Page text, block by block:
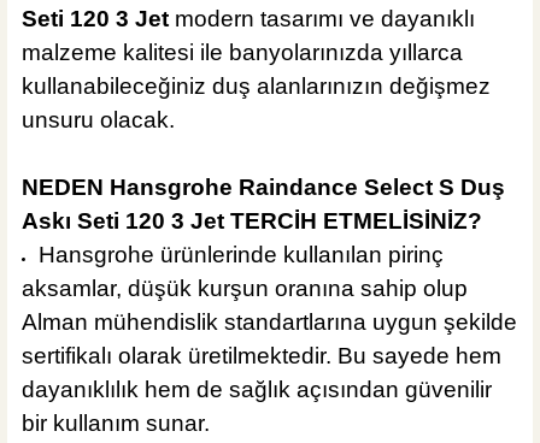
Seti 120 3 Jet modern tasarımı ve dayanıklı
malzeme kalitesi ile banyolarınızda yıllarca
kullanabileceğiniz duş alanlarınızın değişmez
unsuru olacak.
NEDEN Hansgrohe Raindance Select S Duş
Askı Seti 120 3 Jet TERCİH ETMELİSİNİZ?
Hansgrohe ürünlerinde kullanılan pirinç
aksamlar, düşük kurşun oranına sahip olup
Alman mühendislik standartlarına uygun şekilde
sertifikalı olarak üretilmektedir. Bu sayede hem
dayanıklılık hem de sağlık açısından güvenilir
bir kullanım sunar.